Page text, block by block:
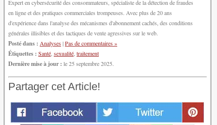
Expert en cybersécurité des consommateurs, spécialiste de la détection de fraudes
en ligne et des pratiques commerciales trompeuses. Avec plus de 20 ans
d'expérience dans l'analyse des mécanismes d'abonnement cachés, des conditions
générales illisibles et des tactiques de vente agressives sur le web.
Posté dans : Analyses|Pas de commentaires »
Étiquettes : Santé sexualité traitement
Dernière mise à jour : le 25 septembre 2025.
Partager cet Article!